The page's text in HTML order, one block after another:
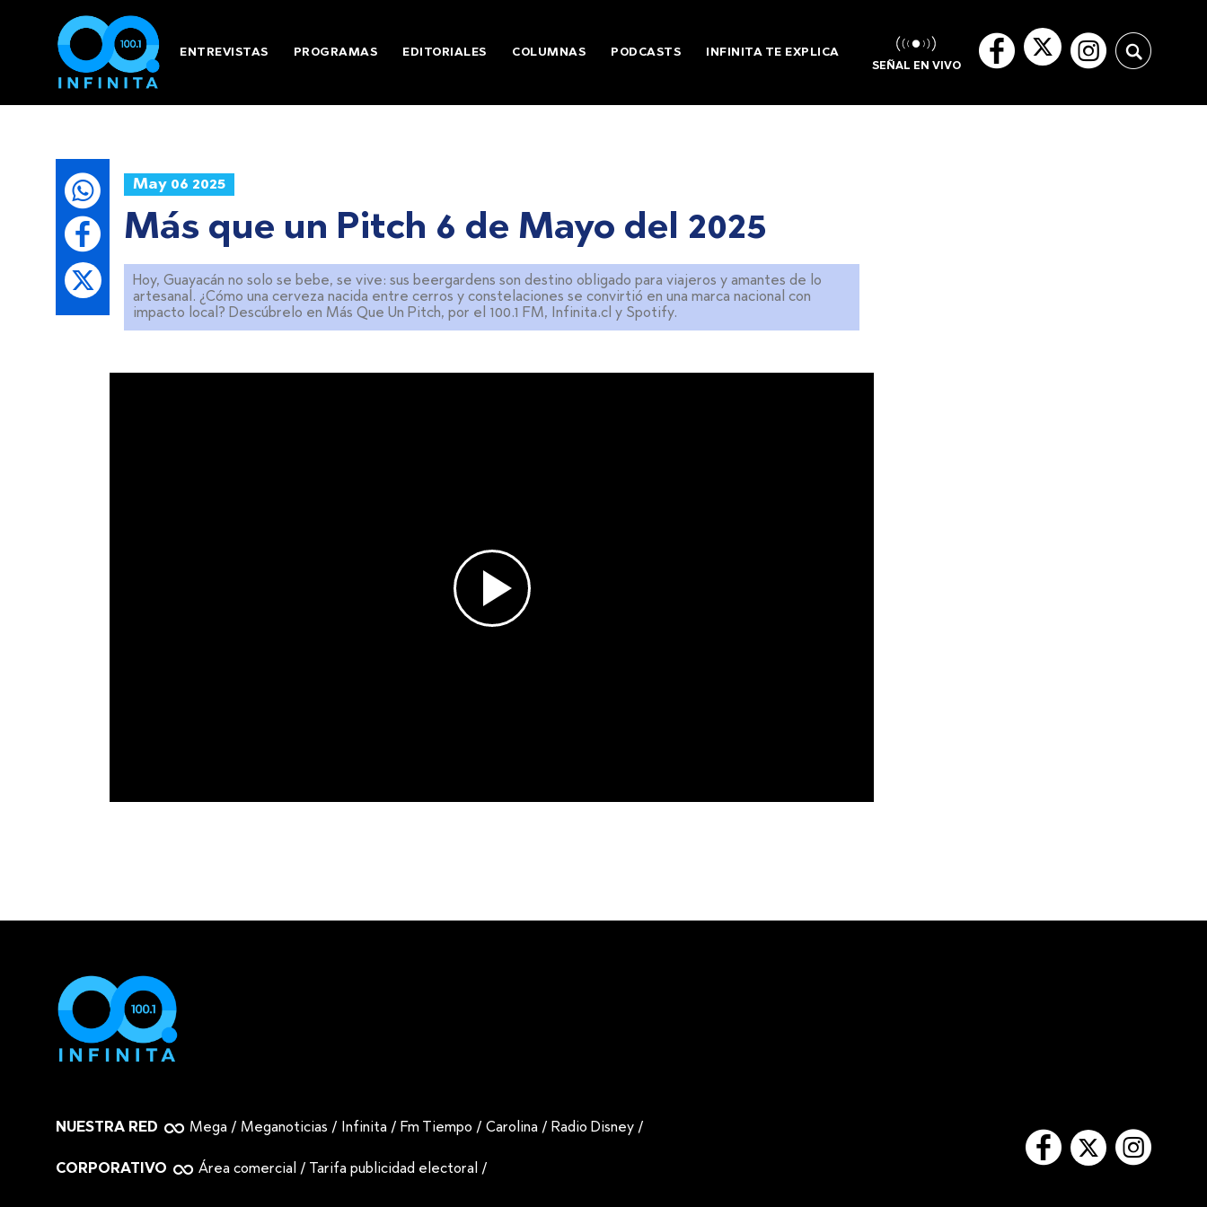
ENTREVISTAS PROGRAMAS EDITORIALES COLUMNAS PODCASTS INFINITA TE EXPLICA
SEÑAL EN VIVO
May 06 2025
Más que un Pitch 6 de Mayo del 2025
Hoy, Guayacán no solo se bebe, se vive: sus beergardens son destino obligado para viajeros y amantes de lo
artesanal. ¿Cómo una cerveza nacida entre cerros y constelaciones se convirtió en una marca nacional con
impacto local? Descúbrelo en Más Que Un Pitch, por el 100.1 FM, Infinita.cl y Spotify.
NUESTRA RED Mega / Meganoticias / Infinita / Fm Tiempo /Carolina / Radio Disney /
CORPORATIVO Área comercial / Tarifa publicidad electoral /